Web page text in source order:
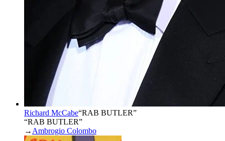
Richard McCabe“RAB BUTLER”
“RAB BUTLER”
→ Ambrogio Colombo